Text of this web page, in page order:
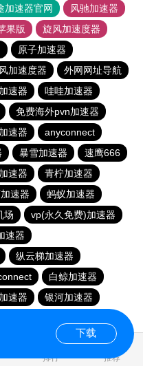
加速器官网
风驰加速器
果版
旋风加速度器
原子加速器
加速度器
外网网址导航
速器
哇哇加速器
免费海外pvn加速器
速器
anyconnect
暴雪加速器
速鹰666
速器
青柠加速器
速器
蚂蚁加速器
场
vp(永久免费)加速器
速器
纵云梯加速器
白鲸加速器
速器
银河加速器
排行 推荐
下载
1.880322s